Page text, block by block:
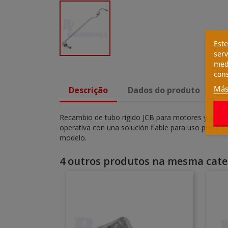
Descrição Dados do produto
Recambio de tubo rigido JCB para motores y
operativa con una solución fiable para uso
modelo.
4 outros produtos na mesma